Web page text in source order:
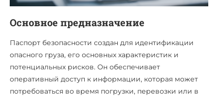
Основное предназначение
Паспорт безопасности создан для идентификации
опасного груза, его основных характеристик и
потенциальных рисков. Он обеспечивает
оперативный доступ к информации, которая может
потребоваться во время погрузки, перевозки или в